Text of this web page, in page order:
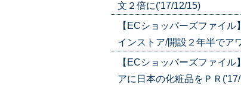
文２倍に('17/12/15)
【ECショッパーズファイ
インストア/開設２年半でア
【ECショッパーズファイ
アに日本の化粧品をＰＲ